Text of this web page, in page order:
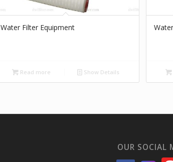
Water Filter Equipment
Read more Show Details
OUR SOCIAL